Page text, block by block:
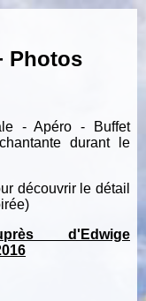
Photos
- Apéro - Buffet
durant le
découvrir le détail
d'Edwige